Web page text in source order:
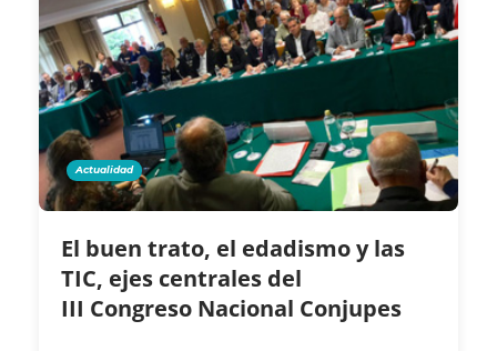
Actualidad
El buen trato, el edadismo y las
TIC, ejes centrales del
III Congreso Nacional Conjupes